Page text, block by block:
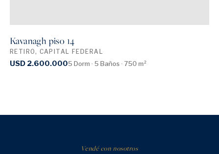
Kavanagh piso 14
RETIRO, CAPITAL FEDERAL
USD 2.600.0005 Dorm · 5 Baños · 750 m²
Vendé con nosotros